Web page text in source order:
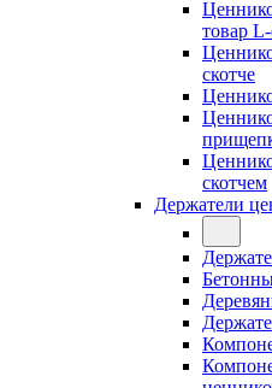
товар
скотче
скотчем
Держатели